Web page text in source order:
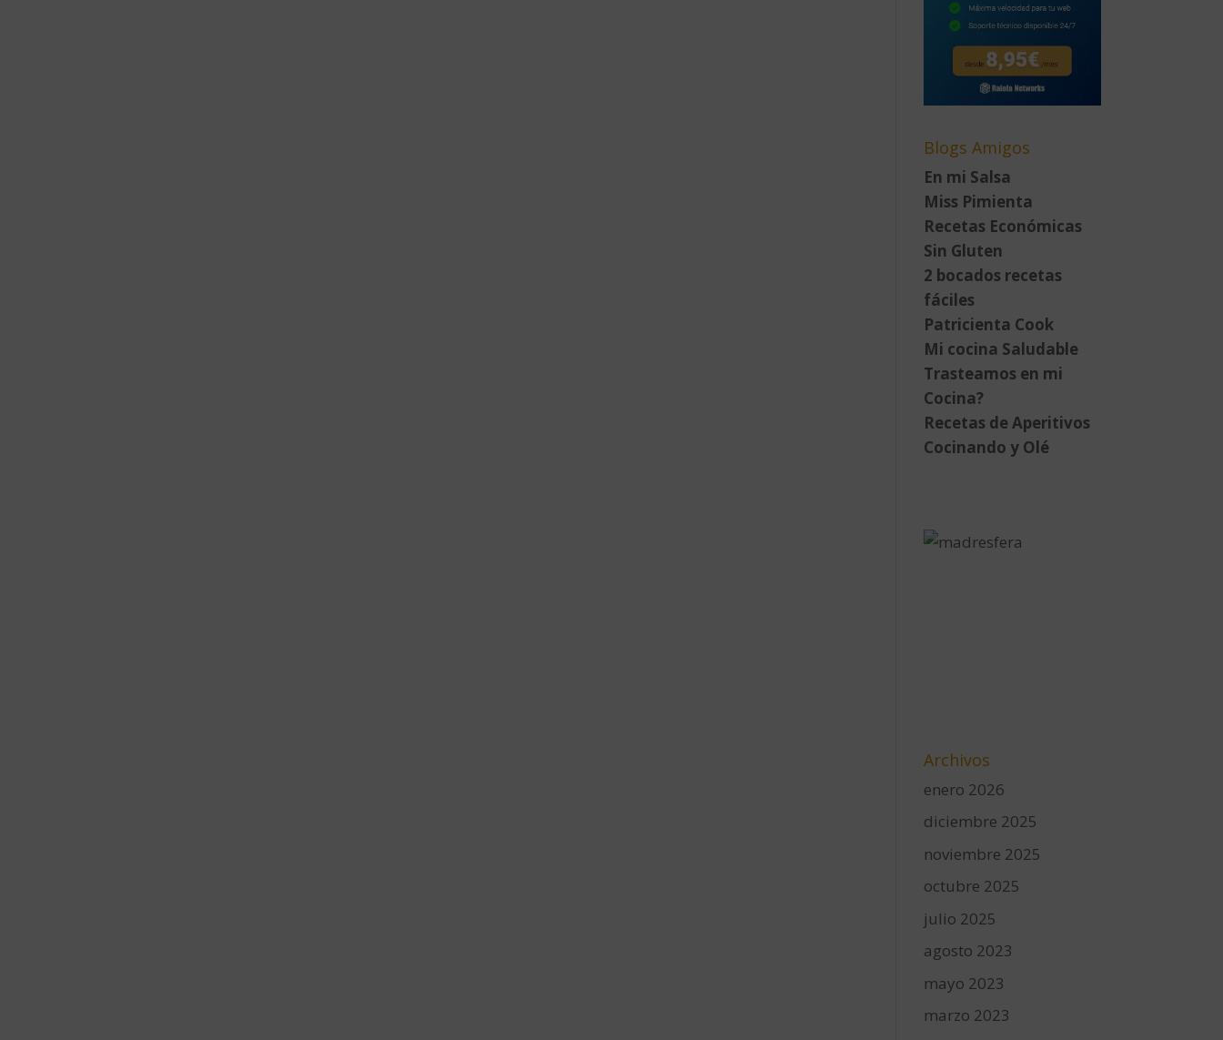
Blogs Amigos
En mi Salsa
Miss Pimienta
Recetas Económicas
Sin Gluten
2 bocados recetas
fáciles
Patricienta Cook
Mi cocina Saludable
Trasteamos en mi
Cocina?
Recetas de Aperitivos
Cocinando y Olé
Archivos
enero 2026
diciembre 2025
noviembre 2025
octubre 2025
julio 2025
agosto 2023
mayo 2023
marzo 2023